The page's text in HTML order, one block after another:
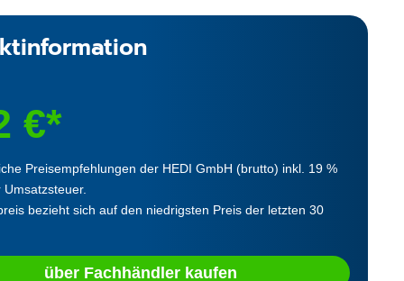
€*
Preisempfehlungen der HEDI GmbH (brutto) inkl. 19 %
bezieht sich auf den niedrigsten Preis der letzten 30
über Fachhändler kaufen